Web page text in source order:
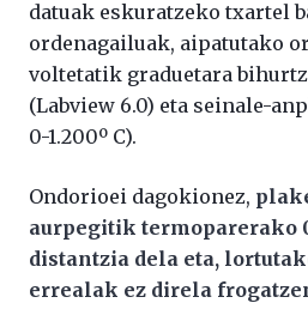
datuak eskuratzeko txartel
ordenagailuak, aipatutako
voltetatik graduetara
(Labview 6.0) eta seinale-
0-1.200º C).
Ondorioei dagokionez,
aurpegitik termoparerako
distantzia dela eta,
errealak ez direla